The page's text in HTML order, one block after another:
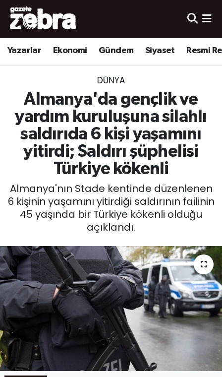
Yazarlar Ekonomi Gündem Siyaset Resmi
DÜNYA
Almanya'da gençlik ve
yardım kuruluşuna silahlı
saldırıda 6 kişi yaşamını
yitirdi; Saldırı şüphelisi
Türkiye kökenli
Almanya'nın Stade kentinde düzenlenen
6 kişinin yaşamını yitirdiği saldırının failinin
45 yaşında bir Türkiye kökenli olduğu
açıklandı.
Yazarlar
Ekonomi
Yerel
Spor
Nöbetçi Eczaneler
Hava Durumu
Süper Lig Puan Durumu ve Fikstür
Tüm Manşetler
Son Dakika Haberleri
Haber Arşivi